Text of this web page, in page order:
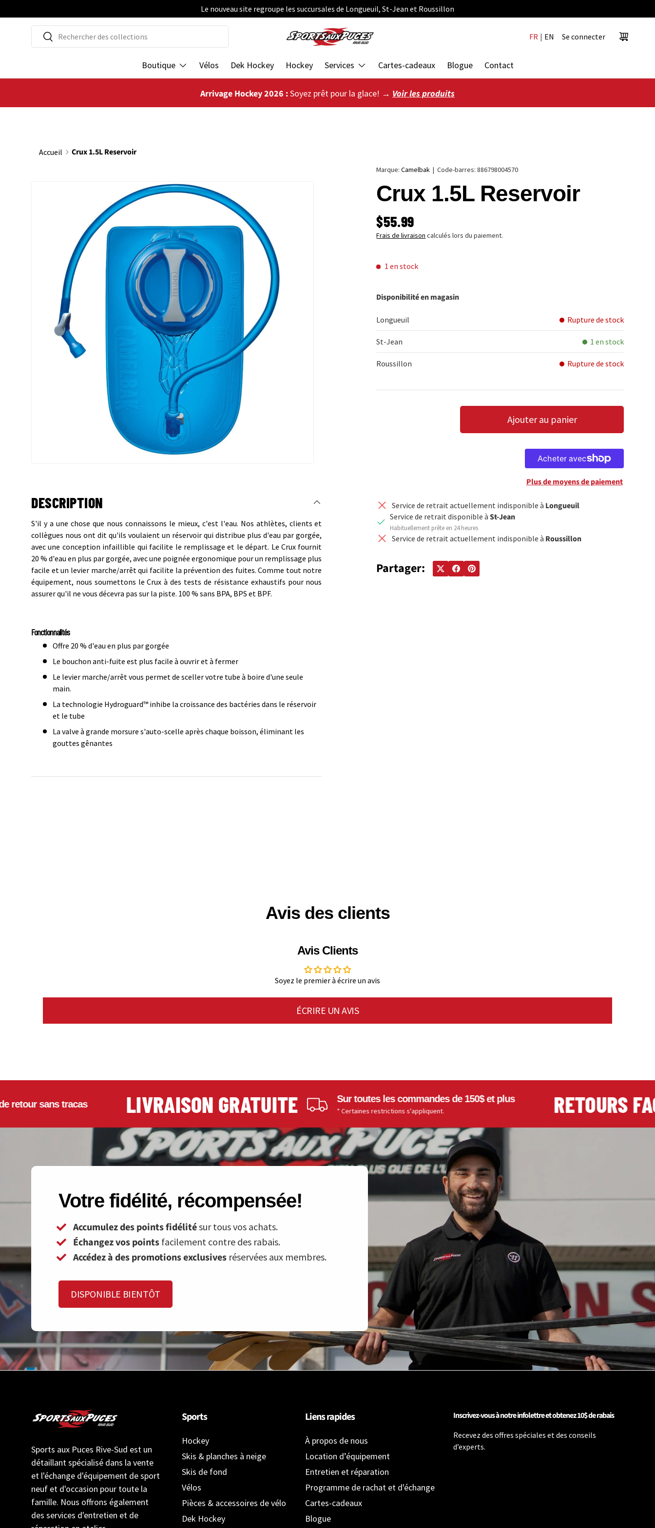
ALLER AU CONTENU
Le nouveau site regroupe les succursales de Longueuil, St-Jean et Roussillon
Recherche
Rechercher FR | EN Se connecter
Panier
Boutique Vélos Dek Hockey Hockey Services Cartes-cadeaux Blogue Contact
Arrivage Hockey 2026 :Soyez prêt pour la glace! → Voir les produits
Accueil Crux 1.5L Reservoir
PASSER AUX INFORMATIONS PRODUITS
Marque:Camelbak |Code-barres: 886798004570
Crux 1.5L Reservoir
PRIX HABITUEL
$55.99
Frais de livraison calculés lors du paiement.
1 en stock
Disponibilité en magasin
Longueuil Rupture de stock
St-Jean 1 en stock
Roussillon Rupture de stock
AUGMENTER LA QUANTITÉ
Ajouter au panier
Plus de moyens de paiement
Service de retrait actuellement indisponible à Longueuil
Service de retrait disponible àSt-Jean
Habituellement prête en 24 heures
Service de retrait actuellement indisponible à Roussillon
Partager:
DESCRIPTION
S'il y a une chose que nous connaissons le mieux, c'est l'eau. Nos athlètes, clients et
collègues nous ont dit qu'ils voulaient un réservoir qui distribue plus d'eau par gorgée,
avec une conception infaillible qui facilite le remplissage et le départ. Le Crux fournit
20 % d'eau en plus par gorgée, avec une poignée ergonomique pour un remplissage plus
facile et un levier marche/arrêt qui facilite la prévention des fuites. Comme tout notre
équipement, nous soumettons le Crux à des tests de résistance exhaustifs pour nous
assurer qu'il ne vous décevra pas sur la piste. 100 % sans BPA, BPS et BPF.
Fonctionnalités
Offre 20 % d'eau en plus par gorgée
Le bouchon anti-fuite est plus facile à ouvrir et à fermer
Le levier marche/arrêt vous permet de sceller votre tube à boire d'une seule
main.
La technologie Hydroguard™ inhibe la croissance des bactéries dans le réservoir
et le tube
La valve à grande morsure s'auto-scelle après chaque boisson, éliminant les
gouttes gênantes
Avis des clients
Avis Clients
Soyez le premier à écrire un avis
ÉCRIRE UN AVIS
sans tracas LIVRAISON GRATUITE Sur toutes les commandes de 150$ et plus
* Certaines restrictions s'appliquent. RETOURS
Votre fidélité, récompensée!
Accumulez des points fidélitésur tous vos achats.
Échangez vos points facilement contre des rabais.
Accédez à des promotions exclusives réservées aux membres.
DISPONIBLE BIENTÔT
Sports aux Puces Rive-Sud est un
détaillant spécialisé dans la vente
et l'échange d'équipement de sport
neuf et d'occasion pour toute la
famille. Nous offrons également
des services d'entretien et de
Sports
Hockey
Skis & planches à neige
Skis de fond
Vélos
Pièces & accessoires de vélo
Dek Hockey
Liens rapides
À propos de nous
Location d’équipement
Entretien et réparation
Programme de rachat et d'échange
Cartes-cadeaux
Blogue
Inscrivez-vous à notre infolettre et obtenez 10$ de rabais
Recevez des offres spéciales et des conseils
d’experts.